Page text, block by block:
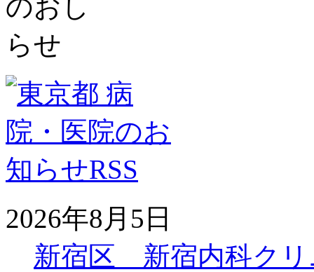
2026年8月5日
新宿区 新宿内科クリ